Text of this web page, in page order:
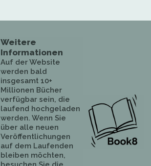
Weitere
Informationen
Auf der Website
werden bald
insgesamt 10+
Millionen Bücher
verfügbar sein, die
laufend hochgeladen
werden. Wenn Sie
über alle neuen
Veröffentlichungen
auf dem Laufenden
bleiben möchten,